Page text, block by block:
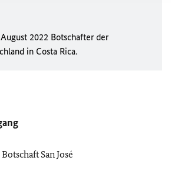
2022 Botschafter der
in Costa Rica.
San José